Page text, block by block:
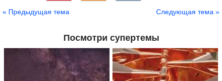
« Предыдущая тема Следующая тема »
Посмотри супертемы